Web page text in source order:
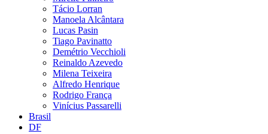
Tácio Lorran
Manoela Alcântara
Lucas Pasin
Tiago Pavinatto
Demétrio Vecchioli
Reinaldo Azevedo
Milena Teixeira
Alfredo Henrique
Rodrigo França
Vinícius Passarelli
Brasil
DF